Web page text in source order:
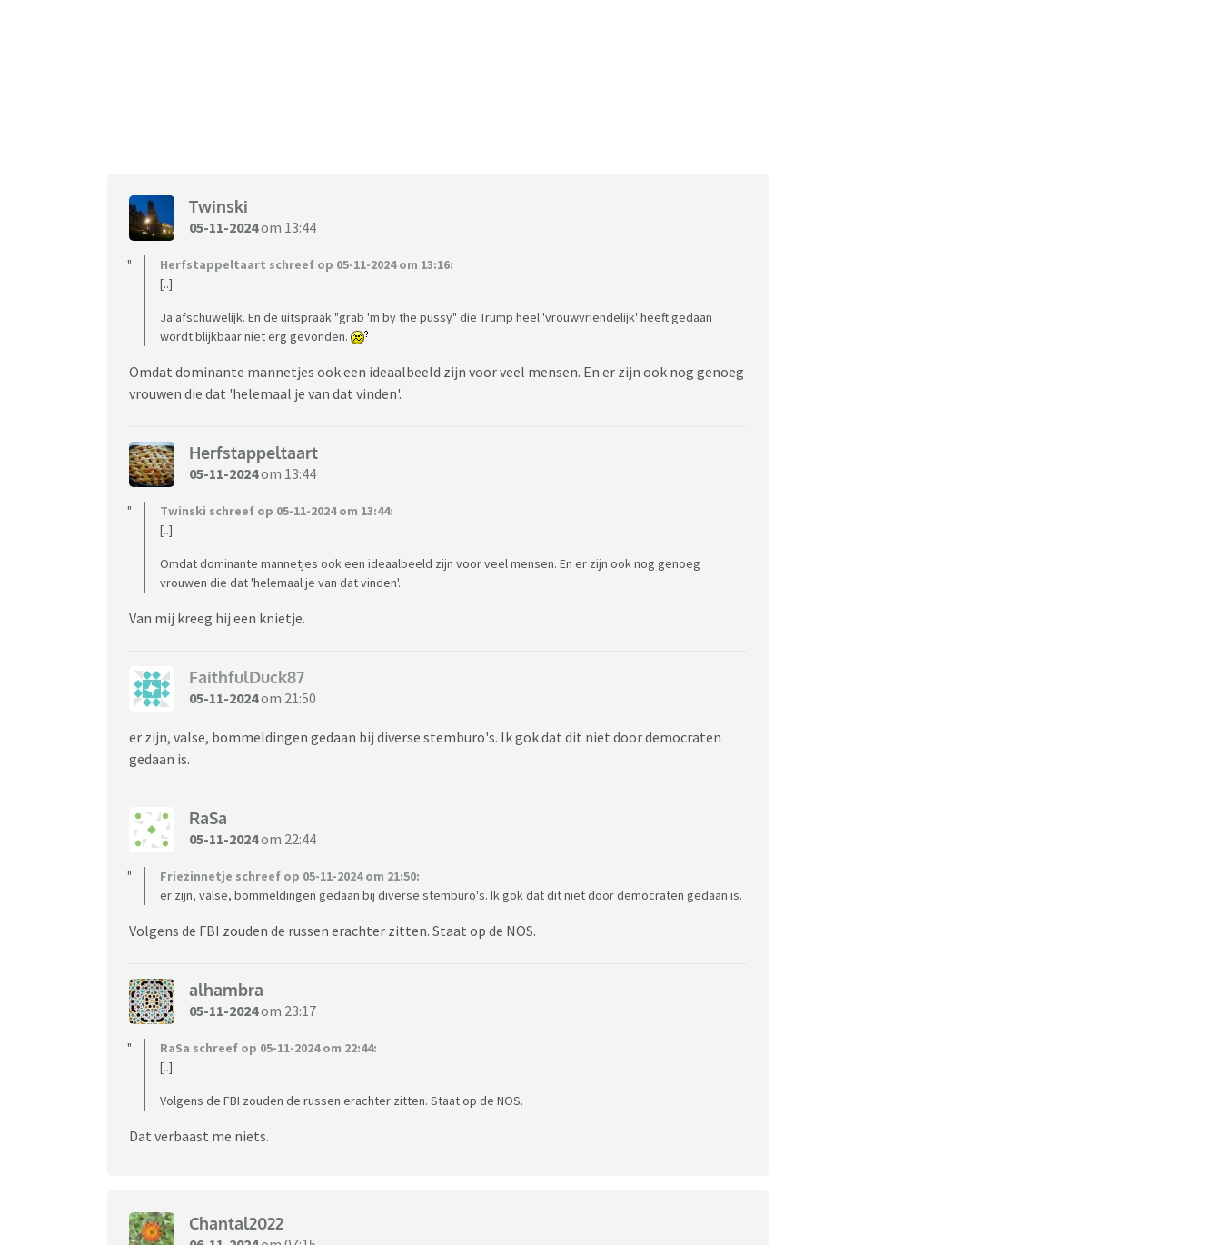
Twinski
05-11-2024om 13:44
Herfstappeltaart schreef op 05-11-2024 om 13:16:
[..]
Ja afschuwelijk. En de uitspraak "grab 'm by the pussy" die Trump heel 'vrouwvriendelijk' heeft gedaan
wordt blijkbaar niet erg gevonden.
Omdat dominante mannetjes ook een ideaalbeeld zijn voor veel mensen. En er zijn ook nog genoeg
vrouwen die dat 'helemaal je van dat vinden'.
Herfstappeltaart
05-11-2024om 13:44
Twinski schreef op 05-11-2024 om 13:44:
[..]
Omdat dominante mannetjes ook een ideaalbeeld zijn voor veel mensen. En er zijn ook nog genoeg
vrouwen die dat 'helemaal je van dat vinden'.
Van mij kreeg hij een knietje.
FaithfulDuck87
05-11-2024om 21:50
er zijn, valse, bommeldingen gedaan bij diverse stemburo's. Ik gok dat dit niet door democraten
gedaan is.
RaSa
05-11-2024om 22:44
Friezinnetje schreef op 05-11-2024 om 21:50:
er zijn, valse, bommeldingen gedaan bij diverse stemburo's. Ik gok dat dit niet door democraten gedaan is.
Volgens de FBI zouden de russen erachter zitten. Staat op de NOS.
alhambra
05-11-2024om 23:17
RaSa schreef op 05-11-2024 om 22:44:
[..]
Volgens de FBI zouden de russen erachter zitten. Staat op de NOS.
Dat verbaast me niets.
Chantal2022